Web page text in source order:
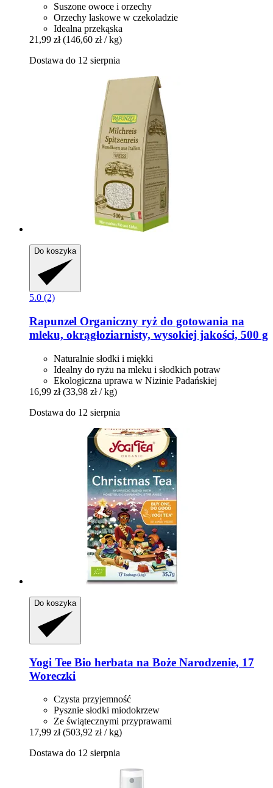
Suszone owoce i orzechy
Orzechy laskowe w czekoladzie
Idealna przekąska
21,99 zł (146,60 zł / kg)
Dostawa do 12 sierpnia
Do koszyka
5.0 (2)
Rapunzel Organiczny ryż do gotowania na
mleku, okrągłoziarnisty, wysokiej jakości, 500 g
Naturalnie słodki i miękki
Idealny do ryżu na mleku i słodkich potraw
Ekologiczna uprawa w Nizinie Padańskiej
16,99 zł (33,98 zł / kg)
Dostawa do 12 sierpnia
Do koszyka
Yogi Tee Bio herbata na Boże Narodzenie, 17
Woreczki
Czysta przyjemność
Pysznie słodki miodokrzew
Ze świątecznymi przyprawami
17,99 zł (503,92 zł / kg)
Dostawa do 12 sierpnia